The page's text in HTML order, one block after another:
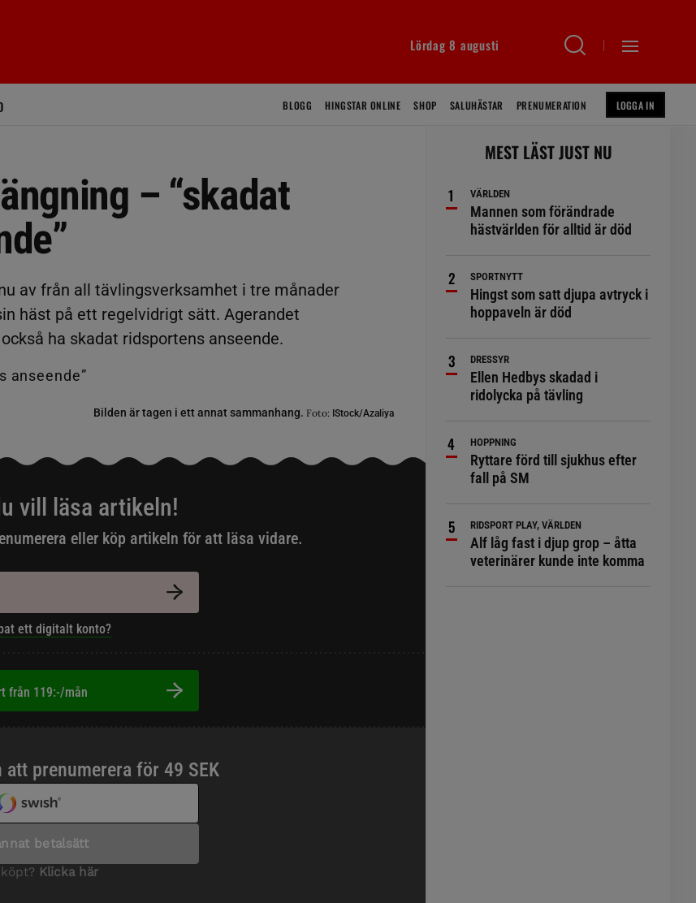
Lördag 8 augusti
BLOGG HINGSTAR ONLINE SHOP SALUHÄSTAR PRENUMERATION LOGGA IN
– “skadat
av från all tävlingsverksamhet i tre månader
häst på ett regelvidrigt sätt. Agerandet
ha skadat ridsportens anseende.
Bilden är tagen i ett annat sammanhang. Foto: IStock/Azaliya
vill läsa artikeln!
eller köp artikeln för att läsa vidare.
ett digitalt konto?
från 119:-/mån
MEST LÄST JUST NU
VÄRLDEN
Mannen som förändrade
hästvärlden för alltid är död
SPORTNYTT
Hingst som satt djupa avtryck i
hoppaveln är död
DRESSYR
Ellen Hedbys skadad i
ridolycka på tävling
HOPPNING
Ryttare förd till sjukhus efter
fall på SM
RIDSPORT PLAY, VÄRLDEN
Alf låg fast i djup grop – åtta
veterinärer kunde inte komma